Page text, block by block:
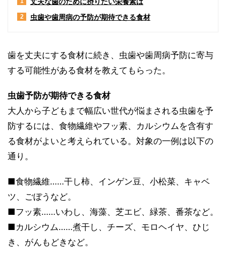
2 虫歯や歯周病の予防が期待できる食材
歯を丈夫にする食材に続き、虫歯や歯周病予防に寄与
する可能性がある食材を教えてもらった。
虫歯予防が期待できる食材
大人から子どもまで幅広い世代が悩まされる虫歯を予
防するには、食物繊維やフッ素、カルシウムを含有す
る食材がよいと考えられている。対象の一例は以下の
通り。
■食物繊維……干し柿、インゲン豆、小松菜、キャベ
ツ、ごぼうなど。
■フッ素……いわし、海藻、芝エビ、緑茶、番茶など。
■カルシウム……煮干し、チーズ、モロヘイヤ、ひじ
き、がんもどきなど。